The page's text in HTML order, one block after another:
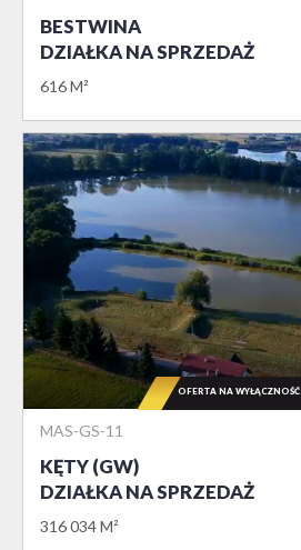
BESTWINA
DZIAŁKA NA SPRZEDAŻ
616 M²
MAS-GS-11
KĘTY (GW)
DZIAŁKA NA SPRZEDAŻ
316 034 M²
OFERTA NA WYŁĄCZNOŚĆ